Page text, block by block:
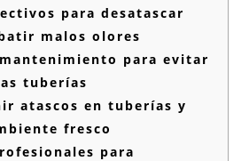
para desatascar
malos olores
para evitar
tuberías
atascos en tuberías y
fresco
para